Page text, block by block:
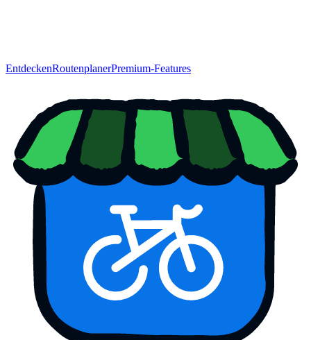
EntdeckenRoutenplanerPremium-Features